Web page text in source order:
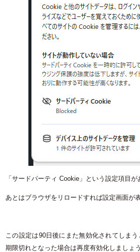
「サードパーティ Cookie」という設定項目が
あとはブラウザをリロードすれば設定画面が
この設定は90日後にまた無効化されてしま
期限切れとなった場合は再度有効化しましょう